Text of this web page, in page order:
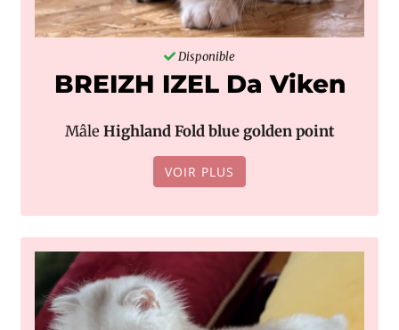
Disponible
BREIZH IZEL Da Viken
Mâle Highland Fold blue golden point
VOIR PLUS